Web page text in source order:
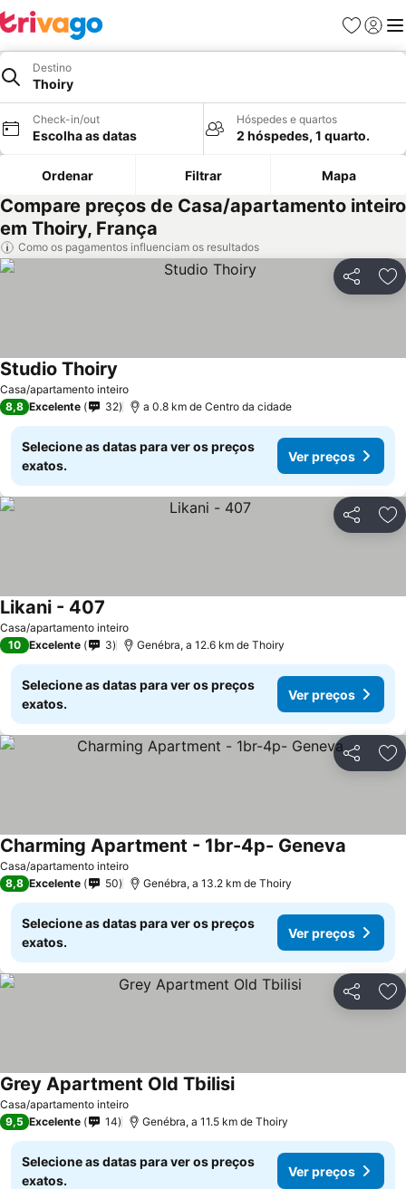
Favoritos
Iniciar
Destino
Thoiry
Check-in/out
Escolha as datas
Hóspedes e quartos
2 hóspedes, 1 quarto.
Ordenar Filtrar Mapa
Compare preços de Casa/apartamento inteiro
em Thoiry, França
Como os pagamentos influenciam os resultados
Partilhar
Casa/apartamento inteiro
Studio Thoiry
8,8 Excelente 32 a 0.8 km de Centro da cidade
Selecione as datas para ver os preços
exatos.
Ver preços
Partilhar
Casa/apartamento inteiro
Likani - 407
10 Excelente 3 Genébra, a 12.6 km de Thoiry
Selecione as datas para ver os preços
exatos.
Ver preços
Partilhar
Casa/apartamento inteiro
Charming Apartment - 1br-4p- Geneva
8,8 Excelente 50 Genébra, a 13.2 km de Thoiry
Selecione as datas para ver os preços
exatos.
Ver preços
Partilhar
Casa/apartamento inteiro
Grey Apartment Old Tbilisi
9,5 Excelente 14 Genébra, a 11.5 km de Thoiry
Selecione as datas para ver os preços
exatos.
Ver preços